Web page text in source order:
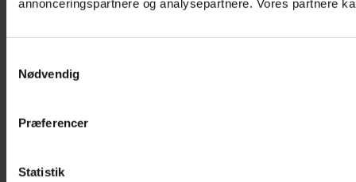
annonceringspartnere og analysepartnere. Vores partnere
Nødvendig
Præferencer
Statistik